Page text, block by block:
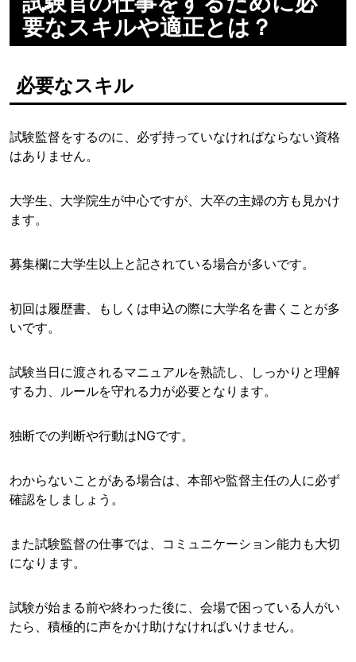
要なスキルや適正とは？
必要なスキル
試験監督をするのに、必ず持っていなければならない資格
はありません。
大学生、大学院生が中心ですが、大卒の主婦の方も見かけ
ます。
募集欄に大学生以上と記されている場合が多いです。
初回は履歴書、もしくは申込の際に大学名を書くことが多
いです。
試験当日に渡されるマニュアルを熟読し、しっかりと理解
する力、ルールを守れる力が必要となります。
独断での判断や行動はNGです。
わからないことがある場合は、本部や監督主任の人に必ず
確認をしましょう。
また試験監督の仕事では、コミュニケーション能力も大切
になります。
試験が始まる前や終わった後に、会場で困っている人がい
たら、積極的に声をかけ助けなければいけません。